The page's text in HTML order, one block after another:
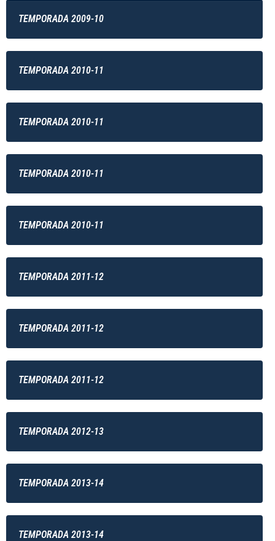
TEMPORADA 2009-10
TEMPORADA 2010-11
TEMPORADA 2010-11
TEMPORADA 2010-11
TEMPORADA 2010-11
TEMPORADA 2011-12
TEMPORADA 2011-12
TEMPORADA 2011-12
TEMPORADA 2012-13
TEMPORADA 2013-14
TEMPORADA 2013-14